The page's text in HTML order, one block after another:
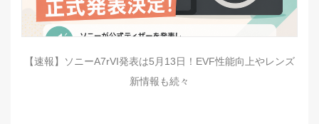
【速報】ソニーA7rVI発表は5月13日！EVF性能向上やレンズ
新情報も続々